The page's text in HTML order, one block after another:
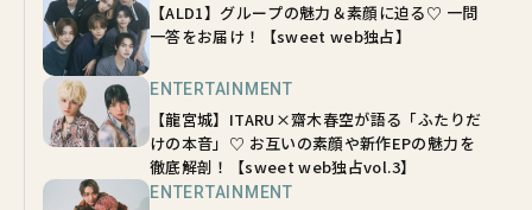
【ALD1】グループの魅力＆素顔に迫る♡ 一問
一答をお届け！【sweet web独占】
ENTERTAINMENT
【龍宮城】ITARU×齋木春空が語る「ふたりだ
けの本音」♡ お互いの素顔や新作EPの魅力を
徹底解剖！【sweet web独占vol.3】
ENTERTAINMENT